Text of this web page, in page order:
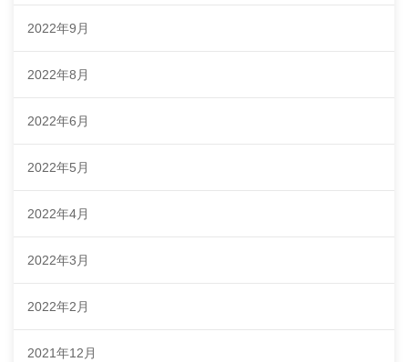
2022年9月
2022年8月
2022年6月
2022年5月
2022年4月
2022年3月
2022年2月
2021年12月